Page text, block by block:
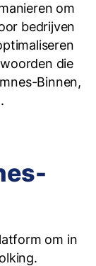
om
bedrijven
die
Binnen,
om in